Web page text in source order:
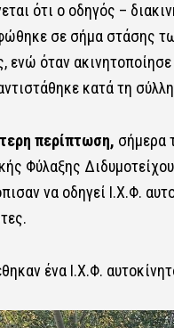
ότι ο οδηγός –
σε σήμα στάσης
ενώ όταν
κατά τη
περίπτωση, σήμερα
Φύλαξης
να οδηγεί Ι.Χ.Φ.
ένα Ι.Χ.Φ.